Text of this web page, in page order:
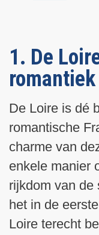
1. De
romantiek
De Loire is dé
romantische
charme van
enkele manier
rijkdom van de
het in de
Loire terecht